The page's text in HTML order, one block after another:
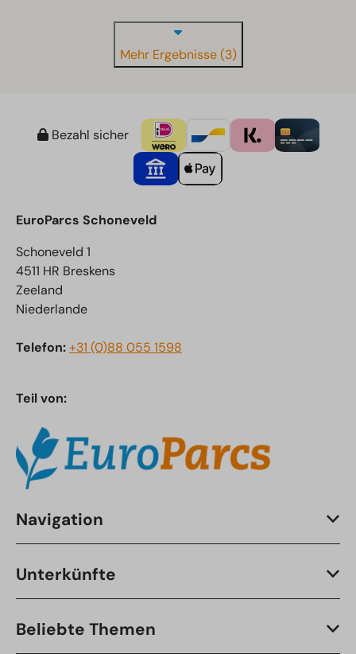
Mehr Ergebnisse (3)
Bezahl sicher
EuroParcs Schoneveld
Schoneveld 1
4511 HR Breskens
Zeeland
Niederlande
Telefon:+31 (0)88 055 1598
Teil von:
Navigation
Unterkünfte
Beliebte Themen